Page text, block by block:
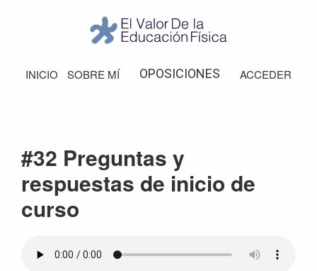
navegación
principal
barra
Valor
de
INICIO SOBRE MÍ OPOSICIONES ACCEDER
#32 Preguntas y
respuestas de inicio de
curso